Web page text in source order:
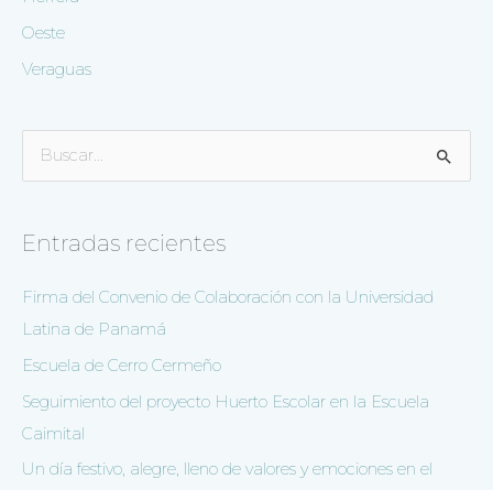
Oeste
Veraguas
c
a
r
Entradas recientes
Firma del Convenio de Colaboración con la Universidad
Latina de Panamá
Escuela de Cerro Cermeño
Seguimiento del proyecto Huerto Escolar en la Escuela
Caimital
Un día festivo, alegre, lleno de valores y emociones en el